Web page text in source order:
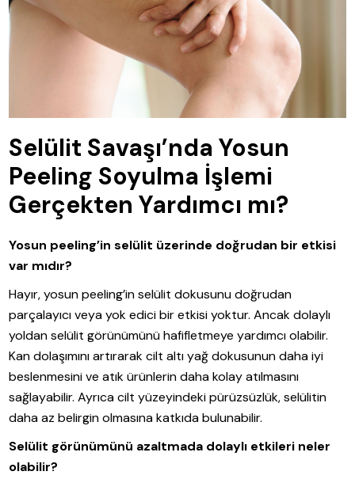
Selülit Savaşı’nda Yosun
Peeling Soyulma İşlemi
Gerçekten Yardımcı mı?
Yosun peeling’in selülit üzerinde doğrudan bir etkisi
var mıdır?
Hayır, yosun peeling’in selülit dokusunu doğrudan
parçalayıcı veya yok edici bir etkisi yoktur. Ancak dolaylı
yoldan selülit görünümünü hafifletmeye yardımcı olabilir.
Kan dolaşımını artırarak cilt altı yağ dokusunun daha iyi
beslenmesini ve atık ürünlerin daha kolay atılmasını
sağlayabilir. Ayrıca cilt yüzeyindeki pürüzsüzlük, selülitin
daha az belirgin olmasına katkıda bulunabilir.
Selülit görünümünü azaltmada dolaylı etkileri neler
olabilir?